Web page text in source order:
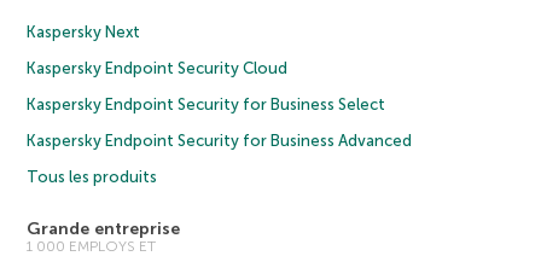
Kaspersky Next
Kaspersky Endpoint Security Cloud
Kaspersky Endpoint Security for Business Select
Kaspersky Endpoint Security for Business Advanced
Tous les produits
Grande entreprise
1 000 EMPLOYS ET